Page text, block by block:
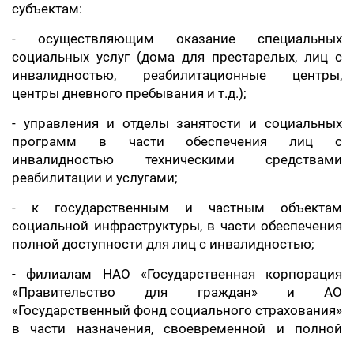
субъектам:
- осуществляющим оказание специальных
социальных услуг (дома для престарелых, лиц с
инвалидностью, реабилитационные центры,
центры дневного пребывания и т.д.);
- управления и отделы занятости и социальных
программ в части обеспечения лиц с
инвалидностью техническими средствами
реабилитации и услугами;
- к государственным и частным объектам
социальной инфраструктуры, в части обеспечения
полной доступности для лиц с инвалидностью;
- филиалам НАО «Государственная корпорация
«Правительство для граждан» и АО
«Государственный фонд социального страхования»
в части назначения, своевременной и полной